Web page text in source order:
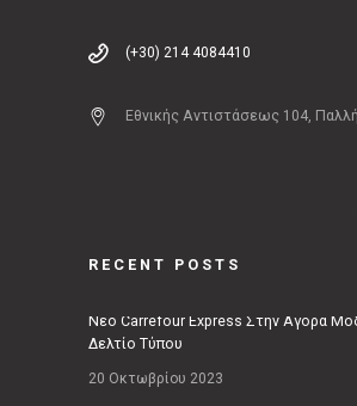
(+30) 214 4084410
Εθνικής Αντιστάσεως 104,
RECENT POSTS
Νέο Carrefour Express Στην Αγορά
Δελτίο Τύπου
20 Οκτωβρίου 2023